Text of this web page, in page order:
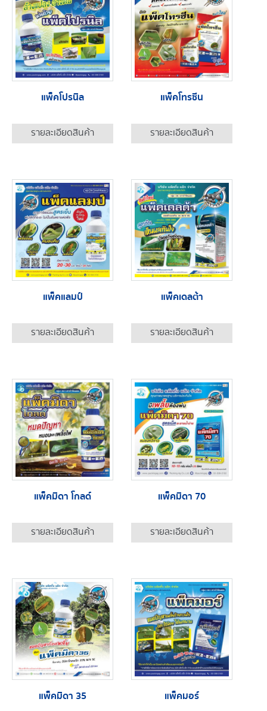
แพ็คโปรนิล
รายละเอียดสินค้า
แพ็คโทรซีน
รายละเอียดสินค้า
แพ็คแลมป์
รายละเอียดสินค้า
แพ็คเดลต้า
รายละเอียดสินค้า
แพ็คมิดา โกลด์
รายละเอียดสินค้า
แพ็คมิดา 70
รายละเอียดสินค้า
แพ็คมิดา 35 แพ็คมอร์